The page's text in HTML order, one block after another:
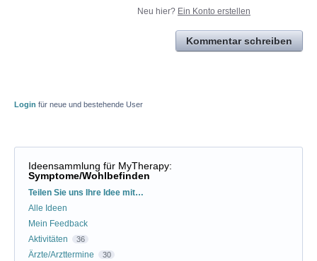
Neu hier? Ein Konto erstellen
Kommentar schreiben
Login für neue und bestehende User
Ideensammlung für MyTherapy:
Symptome/Wohlbefinden
Kategorien
Teilen Sie uns Ihre Idee mit…
Alle Ideen
Mein Feedback
Aktivitäten
36
Ärzte/Arzttermine 30